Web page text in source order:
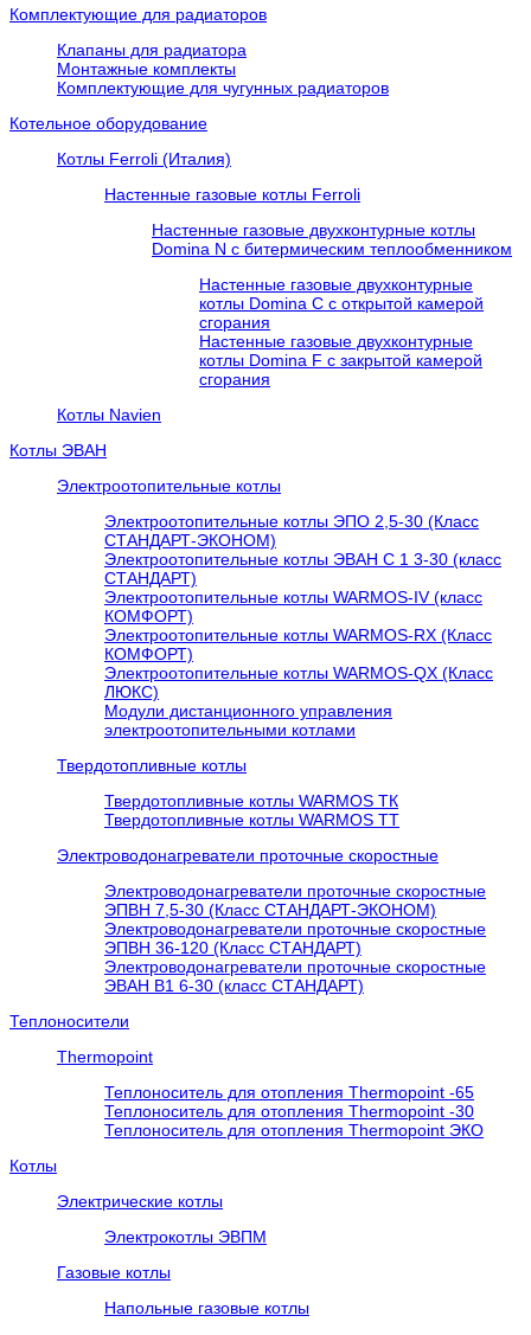
Комплектующие для радиаторов
Клапаны для радиатора
Монтажные комплекты
Комплектующие для чугунных радиаторов
Котельное оборудование
Котлы Ferroli (Италия)
Настенные газовые котлы Ferroli
Настенные газовые двухконтурные котлы
Domina N с битермическим теплообменником
Настенные газовые двухконтурные
котлы Domina C с открытой камерой
сгорания
Настенные газовые двухконтурные
котлы Domina F с закрытой камерой
сгорания
Котлы Navien
Котлы ЭВАН
Электроотопительные котлы
Электроотопительные котлы ЭПО 2,5-30 (Класс
СТАНДАРТ-ЭКОНОМ)
Электроотопительные котлы ЭВАН С 1 3-30 (класс
СТАНДАРТ)
Электроотопительные котлы WARMOS-IV (класс
КОМФОРТ)
Электроотопительные котлы WARMOS-RX (Класс
КОМФОРТ)
Электроотопительные котлы WARMOS-QX (Класс
ЛЮКС)
Модули дистанционного управления
электроотопительными котлами
Твердотопливные котлы
Твердотопливные котлы WARMOS TК
Твердотопливные котлы WARMOS TT
Электроводонагреватели проточные скоростные
Электроводонагреватели проточные скоростные
ЭПВН 7,5-30 (Класс СТАНДАРТ-ЭКОНОМ)
Электроводонагреватели проточные скоростные
ЭПВН 36-120 (Класс СТАНДАРТ)
Электроводонагреватели проточные скоростные
ЭВАН В1 6-30 (класс СТАНДАРТ)
Теплоносители
Thermopoint
Теплоноситель для отопления Thermopoint -65
Теплоноситель для отопления Thermopoint -30
Теплоноситель для отопления Thermopoint ЭКО
Котлы
Электрические котлы
Электрокотлы ЭВПМ
Газовые котлы
Напольные газовые котлы